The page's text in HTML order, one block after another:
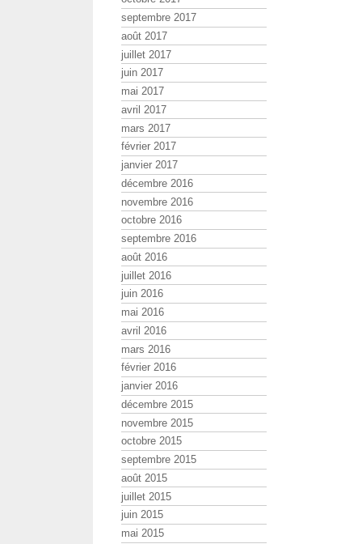
septembre 2017
août 2017
juillet 2017
juin 2017
mai 2017
avril 2017
mars 2017
février 2017
janvier 2017
décembre 2016
novembre 2016
octobre 2016
septembre 2016
août 2016
juillet 2016
juin 2016
mai 2016
avril 2016
mars 2016
février 2016
janvier 2016
décembre 2015
novembre 2015
octobre 2015
septembre 2015
août 2015
juillet 2015
juin 2015
mai 2015